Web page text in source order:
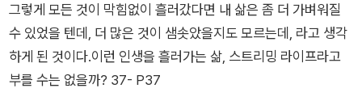
축적하는 살밍 아니라 모든 게 왔다가 그대로 가도록 하는 삶, 시
냇물이 그러하듯 잠시 머물다 다시 제 길을 찾아 흘러가는 삶. 음
악이, 영화가, 소설이, 내게로 와서 잠시 머물다 다시 떠나가는
삶. 어차피 모든 것을 기억하고 간직할수는 없는 일이 아니냐. - 3
그렇게 모든 것이 막힘없이 흘러갔다면 내 삶은 좀 더 가벼워질
수 있었을 텐데, 더 많은 것이 샘솟았을지도 모르는데, 라고 생각
하게 된 것이다.이런 인생을 흘러가는 삶, 스트리밍 라이프라고
부를 수는 없을까? 37- P37